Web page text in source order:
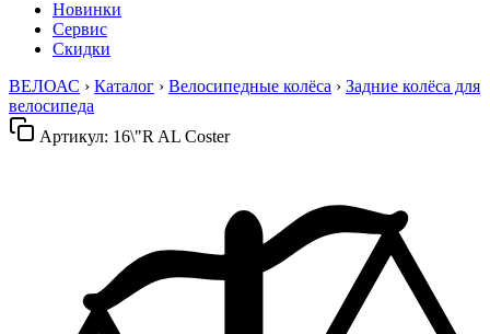
Новинки
Сервис
Скидки
ВЕЛОАС › Каталог › Велосипедные колёса › Задние колёса для
велосипеда
Артикул: 16\"R AL Coster